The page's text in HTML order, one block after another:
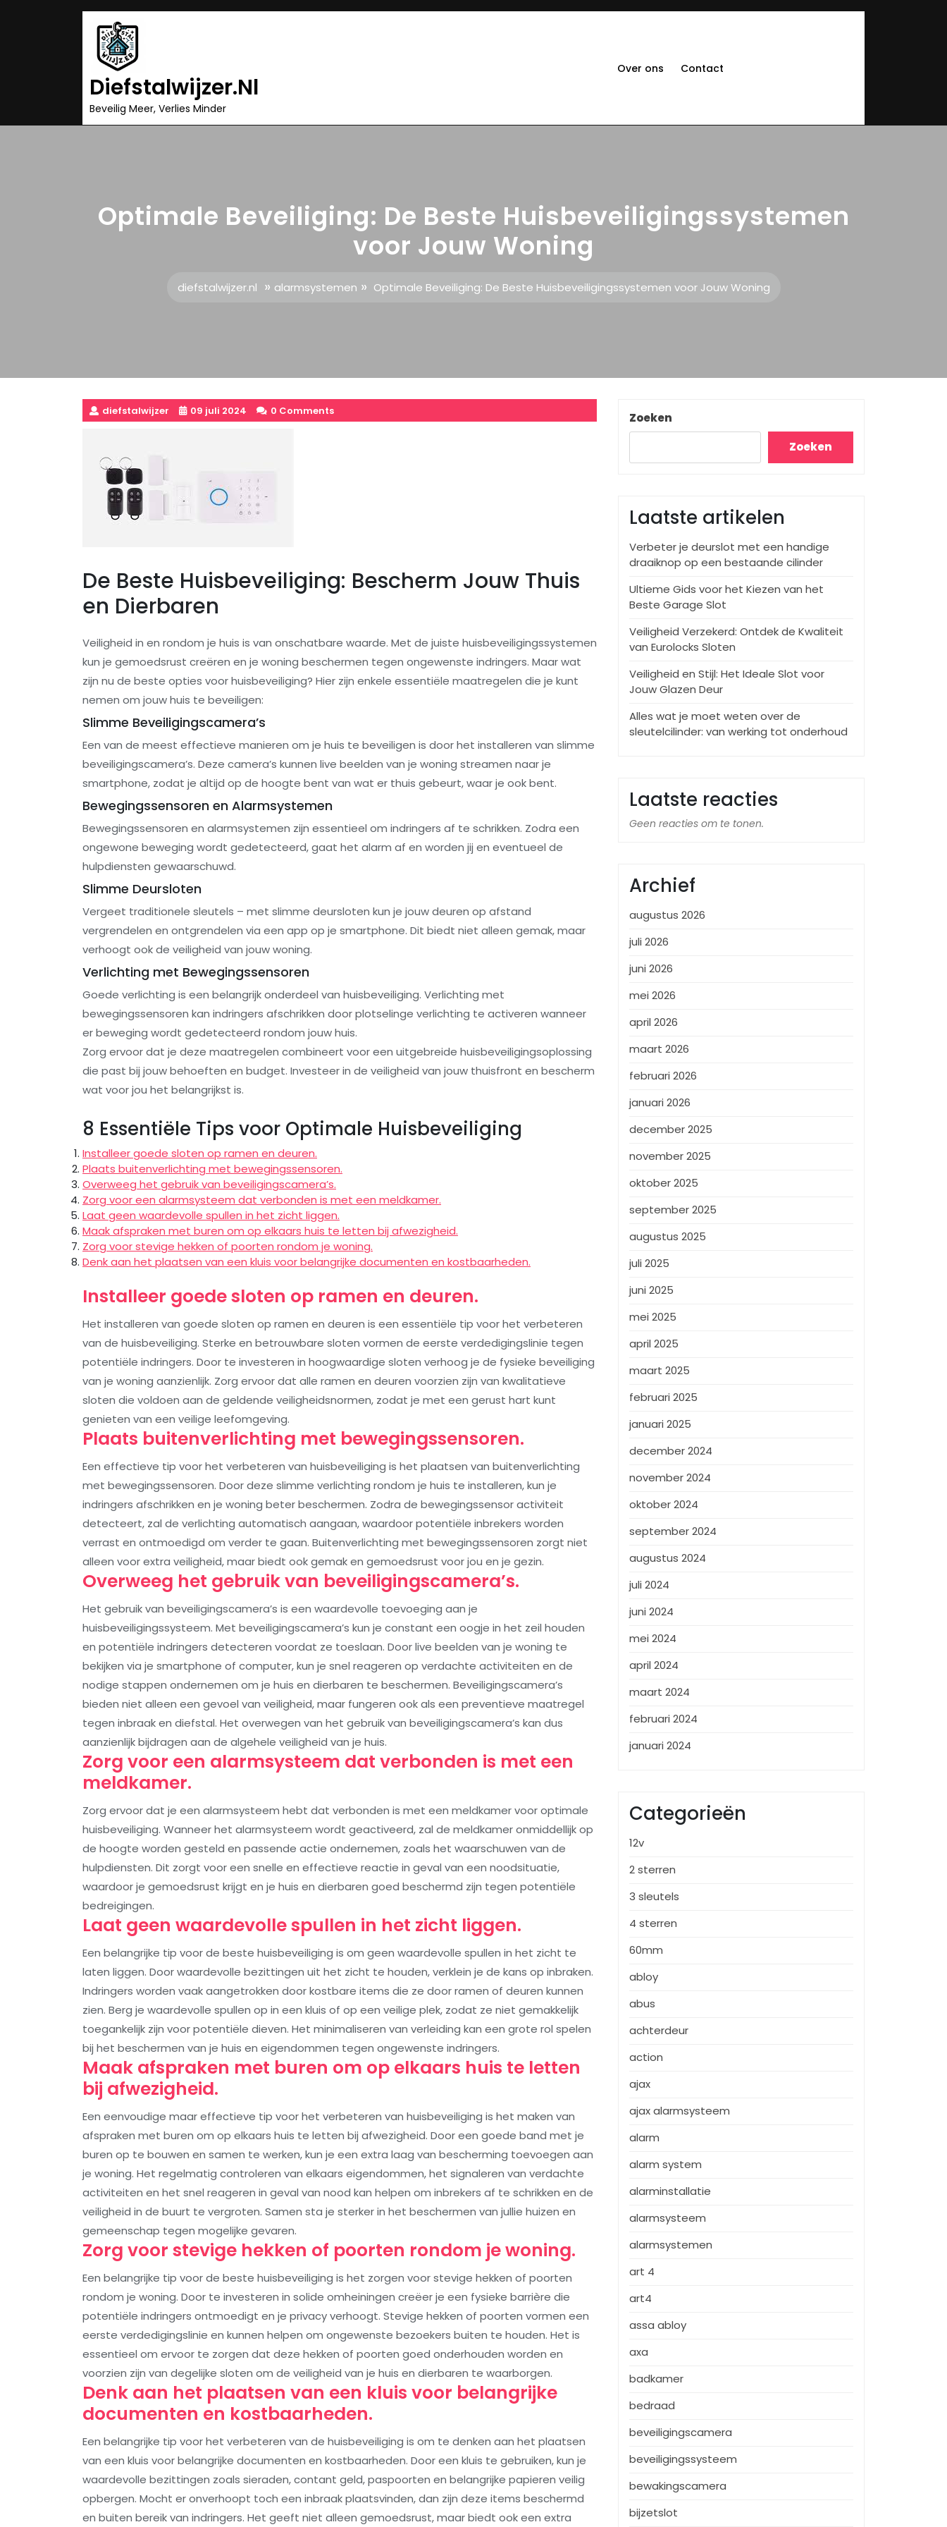
Diefstalwijzer.nl
Beveilig Meer, Verlies Minder
Over ons Contact
Optimale Beveiliging: De Beste Huisbeveiligingssystemen
voor Jouw Woning
diefstalwijzer.nl » alarmsystemen » Optimale Beveiliging: De Beste Huisbeveiligingssystemen voor Jouw Woning
diefstalwijzer 09 juli 2024 0 Comments
De Beste Huisbeveiliging: Bescherm Jouw Thuis
en Dierbaren
Veiligheid in en rondom je huis is van onschatbare waarde. Met de juiste huisbeveiligingssystemen
kun je gemoedsrust creëren en je woning beschermen tegen ongewenste indringers. Maar wat
zijn nu de beste opties voor huisbeveiliging? Hier zijn enkele essentiële maatregelen die je kunt
nemen om jouw huis te beveiligen:
Slimme Beveiligingscamera’s
Een van de meest effectieve manieren om je huis te beveiligen is door het installeren van slimme
beveiligingscamera’s. Deze camera’s kunnen live beelden van je woning streamen naar je
smartphone, zodat je altijd op de hoogte bent van wat er thuis gebeurt, waar je ook bent.
Bewegingssensoren en Alarmsystemen
Bewegingssensoren en alarmsystemen zijn essentieel om indringers af te schrikken. Zodra een
ongewone beweging wordt gedetecteerd, gaat het alarm af en worden jij en eventueel de
hulpdiensten gewaarschuwd.
Slimme Deursloten
Vergeet traditionele sleutels – met slimme deursloten kun je jouw deuren op afstand
vergrendelen en ontgrendelen via een app op je smartphone. Dit biedt niet alleen gemak, maar
verhoogt ook de veiligheid van jouw woning.
Verlichting met Bewegingssensoren
Goede verlichting is een belangrijk onderdeel van huisbeveiliging. Verlichting met
bewegingssensoren kan indringers afschrikken door plotselinge verlichting te activeren wanneer
er beweging wordt gedetecteerd rondom jouw huis.
Zorg ervoor dat je deze maatregelen combineert voor een uitgebreide huisbeveiligingsoplossing
die past bij jouw behoeften en budget. Investeer in de veiligheid van jouw thuisfront en bescherm
wat voor jou het belangrijkst is.
8 Essentiële Tips voor Optimale Huisbeveiliging
Installeer goede sloten op ramen en deuren.
Plaats buitenverlichting met bewegingssensoren.
Overweeg het gebruik van beveiligingscamera’s.
Zorg voor een alarmsysteem dat verbonden is met een meldkamer.
Laat geen waardevolle spullen in het zicht liggen.
Maak afspraken met buren om op elkaars huis te letten bij afwezigheid.
Zorg voor stevige hekken of poorten rondom je woning.
Denk aan het plaatsen van een kluis voor belangrijke documenten en kostbaarheden.
Installeer goede sloten op ramen en deuren.
Het installeren van goede sloten op ramen en deuren is een essentiële tip voor het verbeteren
van de huisbeveiliging. Sterke en betrouwbare sloten vormen de eerste verdedigingslinie tegen
potentiële indringers. Door te investeren in hoogwaardige sloten verhoog je de fysieke beveiliging
van je woning aanzienlijk. Zorg ervoor dat alle ramen en deuren voorzien zijn van kwalitatieve
sloten die voldoen aan de geldende veiligheidsnormen, zodat je met een gerust hart kunt
genieten van een veilige leefomgeving.
Plaats buitenverlichting met bewegingssensoren.
Een effectieve tip voor het verbeteren van huisbeveiliging is het plaatsen van buitenverlichting
met bewegingssensoren. Door deze slimme verlichting rondom je huis te installeren, kun je
indringers afschrikken en je woning beter beschermen. Zodra de bewegingssensor activiteit
detecteert, zal de verlichting automatisch aangaan, waardoor potentiële inbrekers worden
verrast en ontmoedigd om verder te gaan. Buitenverlichting met bewegingssensoren zorgt niet
alleen voor extra veiligheid, maar biedt ook gemak en gemoedsrust voor jou en je gezin.
Overweeg het gebruik van beveiligingscamera’s.
Het gebruik van beveiligingscamera’s is een waardevolle toevoeging aan je
huisbeveiligingssysteem. Met beveiligingscamera’s kun je constant een oogje in het zeil houden
en potentiële indringers detecteren voordat ze toeslaan. Door live beelden van je woning te
bekijken via je smartphone of computer, kun je snel reageren op verdachte activiteiten en de
nodige stappen ondernemen om je huis en dierbaren te beschermen. Beveiligingscamera’s
bieden niet alleen een gevoel van veiligheid, maar fungeren ook als een preventieve maatregel
tegen inbraak en diefstal. Het overwegen van het gebruik van beveiligingscamera’s kan dus
aanzienlijk bijdragen aan de algehele veiligheid van je huis.
Zorg voor een alarmsysteem dat verbonden is met een
meldkamer.
Zorg ervoor dat je een alarmsysteem hebt dat verbonden is met een meldkamer voor optimale
huisbeveiliging. Wanneer het alarmsysteem wordt geactiveerd, zal de meldkamer onmiddellijk op
de hoogte worden gesteld en passende actie ondernemen, zoals het waarschuwen van de
hulpdiensten. Dit zorgt voor een snelle en effectieve reactie in geval van een noodsituatie,
waardoor je gemoedsrust krijgt en je huis en dierbaren goed beschermd zijn tegen potentiële
bedreigingen.
Laat geen waardevolle spullen in het zicht liggen.
Een belangrijke tip voor de beste huisbeveiliging is om geen waardevolle spullen in het zicht te
laten liggen. Door waardevolle bezittingen uit het zicht te houden, verklein je de kans op inbraken.
Indringers worden vaak aangetrokken door kostbare items die ze door ramen of deuren kunnen
zien. Berg je waardevolle spullen op in een kluis of op een veilige plek, zodat ze niet gemakkelijk
toegankelijk zijn voor potentiële dieven. Het minimaliseren van verleiding kan een grote rol spelen
bij het beschermen van je huis en eigendommen tegen ongewenste indringers.
Maak afspraken met buren om op elkaars huis te letten
bij afwezigheid.
Een eenvoudige maar effectieve tip voor het verbeteren van huisbeveiliging is het maken van
afspraken met buren om op elkaars huis te letten bij afwezigheid. Door een goede band met je
buren op te bouwen en samen te werken, kun je een extra laag van bescherming toevoegen aan
je woning. Het regelmatig controleren van elkaars eigendommen, het signaleren van verdachte
activiteiten en het snel reageren in geval van nood kan helpen om inbrekers af te schrikken en de
veiligheid in de buurt te vergroten. Samen sta je sterker in het beschermen van jullie huizen en
gemeenschap tegen mogelijke gevaren.
Zorg voor stevige hekken of poorten rondom je woning.
Een belangrijke tip voor de beste huisbeveiliging is het zorgen voor stevige hekken of poorten
rondom je woning. Door te investeren in solide omheiningen creëer je een fysieke barrière die
potentiële indringers ontmoedigt en je privacy verhoogt. Stevige hekken of poorten vormen een
eerste verdedigingslinie en kunnen helpen om ongewenste bezoekers buiten te houden. Het is
essentieel om ervoor te zorgen dat deze hekken of poorten goed onderhouden worden en
voorzien zijn van degelijke sloten om de veiligheid van je huis en dierbaren te waarborgen.
Denk aan het plaatsen van een kluis voor belangrijke
documenten en kostbaarheden.
Een belangrijke tip voor het verbeteren van de huisbeveiliging is om te denken aan het plaatsen
van een kluis voor belangrijke documenten en kostbaarheden. Door een kluis te gebruiken, kun je
waardevolle bezittingen zoals sieraden, contant geld, paspoorten en belangrijke papieren veilig
opbergen. Mocht er onverhoopt toch een inbraak plaatsvinden, dan zijn deze items beschermd
en buiten bereik van indringers. Het geeft niet alleen gemoedsrust, maar biedt ook een extra
Zoeken
Zoeken
Laatste artikelen
Verbeter je deurslot met een handige
draaiknop op een bestaande cilinder
Ultieme Gids voor het Kiezen van het
Beste Garage Slot
Veiligheid Verzekerd: Ontdek de Kwaliteit
van Eurolocks Sloten
Veiligheid en Stijl: Het Ideale Slot voor
Jouw Glazen Deur
Alles wat je moet weten over de
sleutelcilinder: van werking tot onderhoud
Laatste reacties
Geen reacties om te tonen.
Archief
augustus 2026
juli 2026
juni 2026
mei 2026
april 2026
maart 2026
februari 2026
januari 2026
december 2025
november 2025
oktober 2025
september 2025
augustus 2025
juli 2025
juni 2025
mei 2025
april 2025
maart 2025
februari 2025
januari 2025
december 2024
november 2024
oktober 2024
september 2024
augustus 2024
juli 2024
juni 2024
mei 2024
april 2024
maart 2024
februari 2024
januari 2024
Categorieën
12v
2 sterren
3 sleutels
4 sterren
60mm
abloy
abus
achterdeur
action
ajax
ajax alarmsysteem
alarm
alarm system
alarminstallatie
alarmsysteem
alarmsystemen
art 4
art4
assa abloy
axa
badkamer
bedraad
beveiligingscamera
beveiligingssysteem
bewakingscamera
bijzetslot